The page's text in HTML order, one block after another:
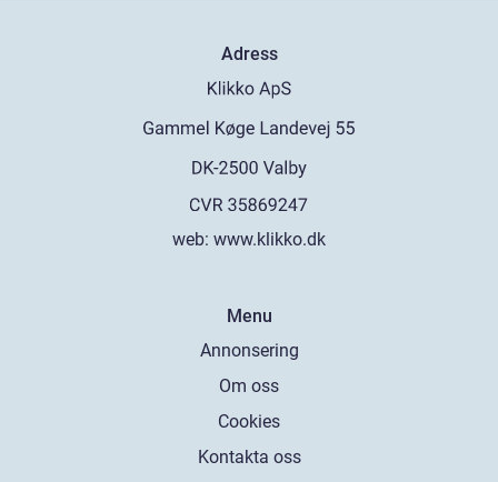
Adress
web: www.klikko.dk
Menu
Annonsering
Om oss
Cookies
Kontakta oss